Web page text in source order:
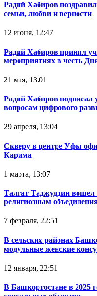
Радий Хабиров
семьи, любви и верности
12 июня, 12:47
Радий Хабиров принял
мероприятиях в честь
21 мая, 13:01
Радий Хабиров подписал
вопросам цифрового
29 апреля, 13:04
Скверу в центре Уфы
Карима
1 марта, 13:07
Талгат Таджуддин
религиозным
7 февраля, 22:51
В сельских районах
модульные женские
12 января, 22:51
В Башкортостане в 2025